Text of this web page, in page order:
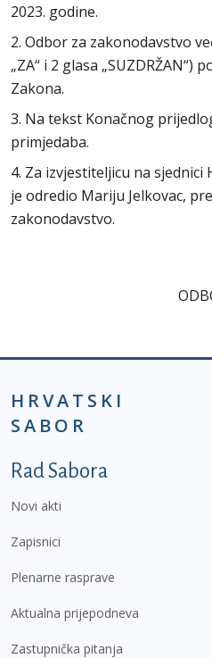
2023. godine.
2. Odbor za zakonodavstvo
„ZA“ i 2 glasa
Zakona.
3. Na tekst Konačnog
primjedaba.
4. Za izvjestiteljicu na
je odredio Mariju Jelkovac,
zakonodavstvo.
HRVATSKI
SABOR
Podnožje prvi
Rad Sabora
Novi akti
Zapisnici
Plenarne rasprave
Aktualna prijepodneva
Zastupnička pitanja